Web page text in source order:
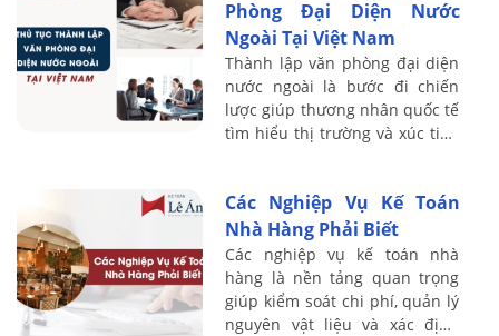
Phòng Đại Diện Nước
Ngoài Tại Việt Nam
Thành lập văn phòng đại diện
nước ngoài là bước đi chiến
lược giúp thương nhân quốc tế
tìm hiểu thị trường và xúc tiến
chiến, ...
Các Nghiệp Vụ Kế Toán
Nhà Hàng Phải Biết
Các nghiệp vụ kế toán nhà
hàng là nền tảng quan trọng
giúp kiểm soát chi phí, quản lý
nguyên vật liệu và xác định